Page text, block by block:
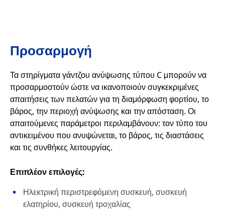
Προσαρμογή
Τα στηρίγματα γάντζου ανύψωσης τύπου C μπορούν να
προσαρμοστούν ώστε να ικανοποιούν συγκεκριμένες
απαιτήσεις των πελατών για τη διαμόρφωση φορτίου, το
βάρος, την περιοχή ανύψωσης και την απόσταση. Οι
απαιτούμενες παράμετροι περιλαμβάνουν: τον τύπο του
αντικειμένου που ανυψώνεται, το βάρος, τις διαστάσεις
και τις συνθήκες λειτουργίας.
Επιπλέον επιλογές:
Ηλεκτρική περιστρεφόμενη συσκευή, συσκευή
ελατηρίου, συσκευή τροχαλίας